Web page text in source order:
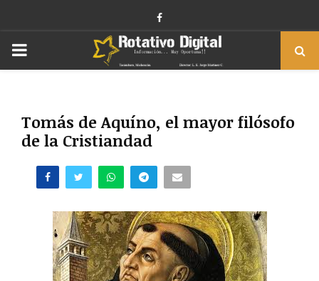
Facebook
PRIMARY
Tomás de Aquíno, el mayor filósofo
de la Cristiandad